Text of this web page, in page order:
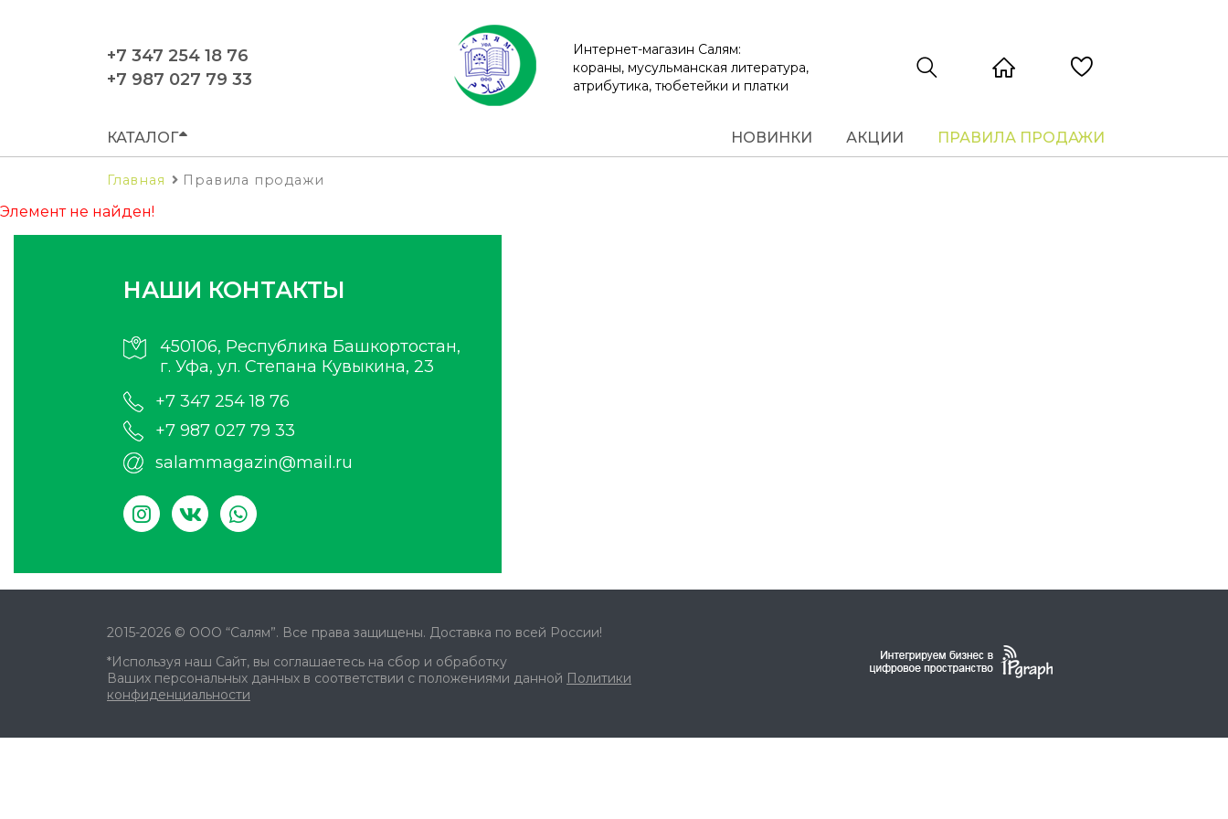
+7 347 254 18 76
+7 987 027 79 33
Интернет-магазин Салям:
кораны, мусульманская литература,
атрибутика, тюбетейки и платки
КАТАЛОГ НОВИНКИ АКЦИИ ПРАВИЛА ПРОДАЖИ
Главная Правила продажи
Элемент не найден!
НАШИ КОНТАКТЫ
450106, Республика Башкортостан,
г. Уфа, ул. Степана Кувыкина, 23
+7 347 254 18 76
+7 987 027 79 33
salammagazin@mail.ru
2015-2026 © ООО “Салям”. Все права защищены. Доставка по всей России!
*Используя наш Сайт, вы соглашаетесь на сбор и обработку
Ваших персональных данных в соответствии с положениями данной Политики
конфиденциальности